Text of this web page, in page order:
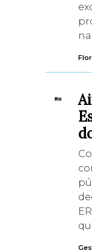
na